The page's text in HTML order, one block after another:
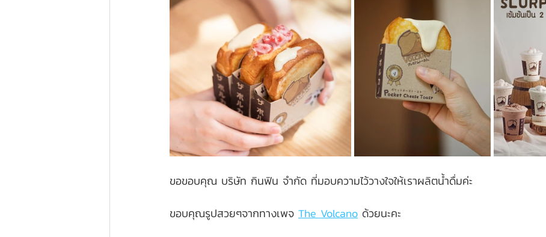
ขอขอบคุณ บริษัท กินฟิน จำกัด ที่มอบความไว้วางใจให้เราผลิตน้ำดื่มค่ะ
ขอบคุณรูปสวยๆจากทางเพจ The Volcano ด้วยนะคะ